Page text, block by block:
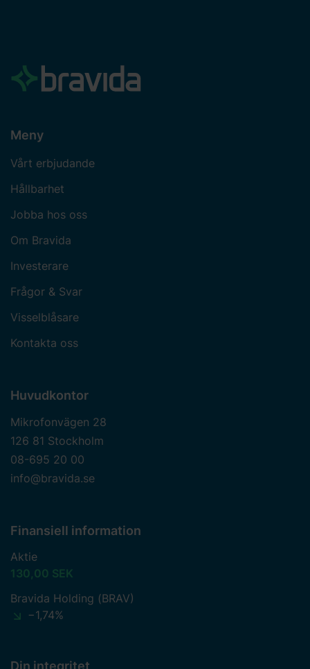
Meny
Vårt erbjudande
Hållbarhet
Jobba hos oss
Om Bravida
Investerare
Frågor & Svar
Visselblåsare
Kontakta oss
Huvudkontor
Mikrofonvägen 28
126 81 Stockholm
08-695 20 00
info@bravida.se
Finansiell information
Aktie
130,00 SEK
Bravida Holding (BRAV)
−1,74%
Din integritet